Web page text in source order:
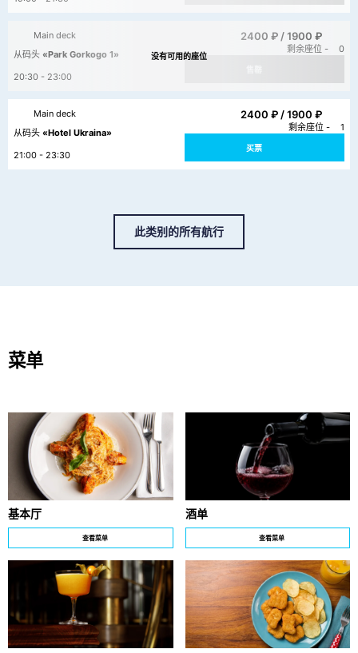
Main deck
从码头 «Park Gorkogo 1»
20:30 - 23:00
剩余座位 - 0
2400 ₽ /1900 ₽
Main deck
从码头 «Hotel Ukraina»
21:00 - 23:30
买票
剩余座位 - 1
2400 ₽ /1900 ₽
此类别的所有航行
菜单
基本厅
查看菜单
酒单
查看菜单